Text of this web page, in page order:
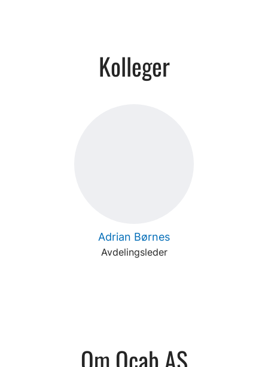
Kolleger
Adrian Børnes
Avdelingsleder
Om Ocab AS